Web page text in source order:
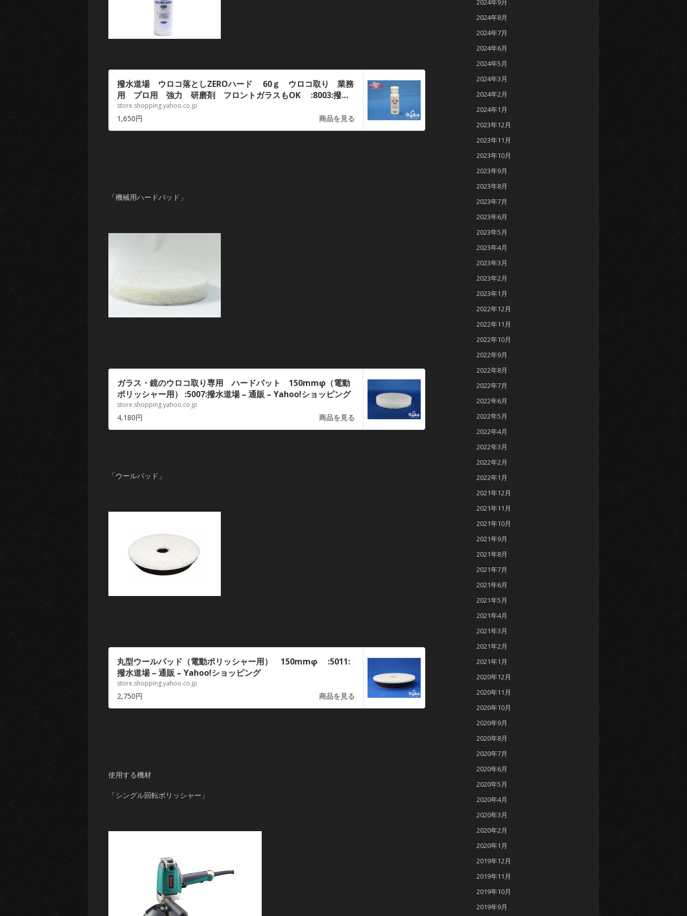
撥水道場 ウロコ落としZEROハード 60ｇ ウロコ取り 業務
用 プロ用 強力 研磨剤 フロントガラスもOK :8003:撥水
道場 – 通販 – Yahoo!ショッピング
store.shopping.yahoo.co.jp
1,650円 商品を見る
「機械用ハードパッド」
ガラス・鏡のウロコ取り専用 ハードパット 150mmφ（電動
ポリッシャー用） :5007:撥水道場 – 通販 – Yahoo!ショッピング
store.shopping.yahoo.co.jp
4,180円 商品を見る
「ウールパッド」
丸型ウールパッド（電動ポリッシャー用） 150mmφ :5011:
撥水道場 – 通販 – Yahoo!ショッピング
store.shopping.yahoo.co.jp
2,750円 商品を見る
使用する機材
「シングル回転ポリッシャー」
2024年9月
2024年8月
2024年7月
2024年6月
2024年5月
2024年3月
2024年2月
2024年1月
2023年12月
2023年11月
2023年10月
2023年9月
2023年8月
2023年7月
2023年6月
2023年5月
2023年4月
2023年3月
2023年2月
2023年1月
2022年12月
2022年11月
2022年10月
2022年9月
2022年8月
2022年7月
2022年6月
2022年5月
2022年4月
2022年3月
2022年2月
2022年1月
2021年12月
2021年11月
2021年10月
2021年9月
2021年8月
2021年7月
2021年6月
2021年5月
2021年4月
2021年3月
2021年2月
2021年1月
2020年12月
2020年11月
2020年10月
2020年9月
2020年8月
2020年7月
2020年6月
2020年5月
2020年4月
2020年3月
2020年2月
2020年1月
2019年12月
2019年11月
2019年10月
2019年9月